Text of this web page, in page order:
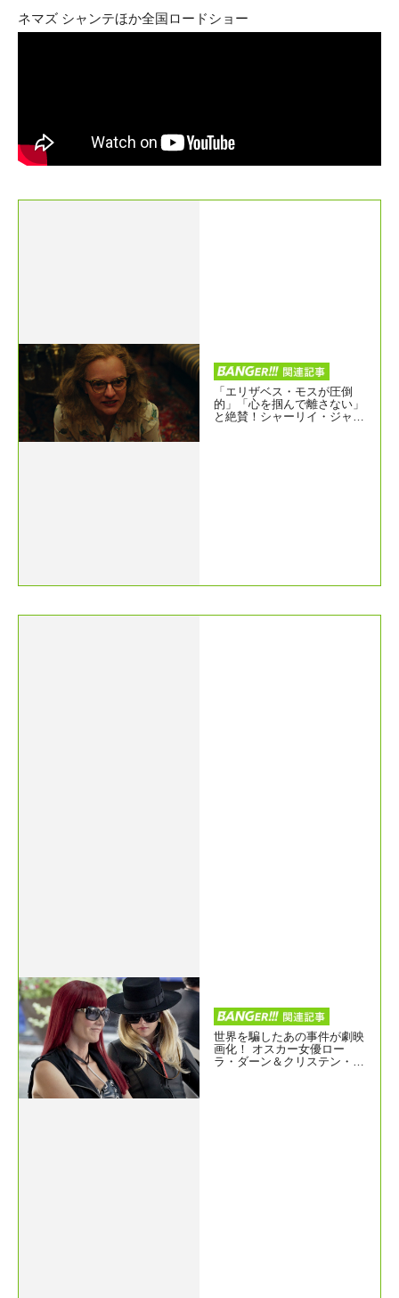
ネマズ シャンテほか全国ロードショー
「エリザベス・モスが圧倒
的」「心を掴んで離さない」
と絶賛！シャーリイ・ジャク
世界を騙したあの事件が劇映
画化！ オスカー女優ロー
ラ・ダーン＆クリステン・ス